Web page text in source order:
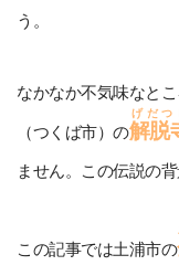
う。
なかなか不気味なと
（つくば市）の解脱
げだつ
ません。この伝説の
この記事では土浦市の